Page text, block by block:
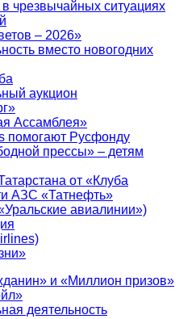
чрезвычайных ситуациях
– 2026»
вместо новогодних
аукцион
Ассамблея»
помогают Русфонду
прессы» – детям
от «Клуба
АЗС «Татнефть»
авиалинии»)
и «Миллион призов»
деятельность